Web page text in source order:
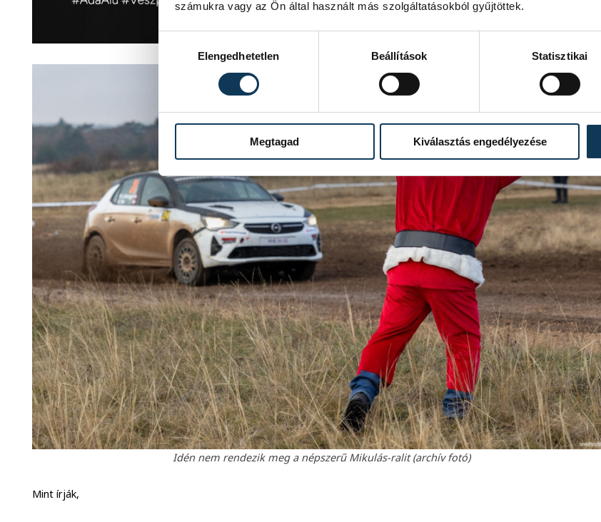
számukra vagy az Ön által használt más szolgáltatásokból gyűjtöttek.
Elengedhetetlen
Beállítások Statisztikai
Megtagad Kiválasztás engedélyezése
Idén nem rendezik meg a népszerű Mikulás-ralit (archív fotó)
Mint írják,